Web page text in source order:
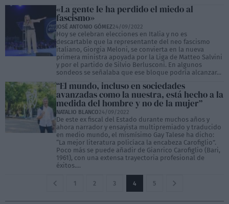
«La gente le ha perdido el miedo al
fascismo»
JOSÉ ANTONIO GÓMEZ24/09/2022
Hoy se celebran elecciones en Italia y no es
descartable que la representante del neo fascismo
italiano, Giorgia Meloni, se convierta en la nueva
primera ministra apoyada por la Liga de Matteo Salvini
y por el partido de Silvio Berlusconi. En algunos
sondeos se señalaba que ese bloque podría alcanzar...
“El mundo, incluso en sociedades
avanzadas como la nuestra, está hecho a la
medida del hombre y no de la mujer”
NATALIO BLANCO24/09/2022
De este ex fiscal del Estado durante muchos años y
ahora narrador y ensayista multipremiado y traducido
en medio mundo, el mismísimo Gay Talese ha dicho:
“La mejor literatura policíaca la encabeza Carofiglio”.
Poco más se puede añadir de Gianrico Carofiglio (Bari,
1961), con una extensa trayectoria profesional de
éxitos....
1 2 3 4 5